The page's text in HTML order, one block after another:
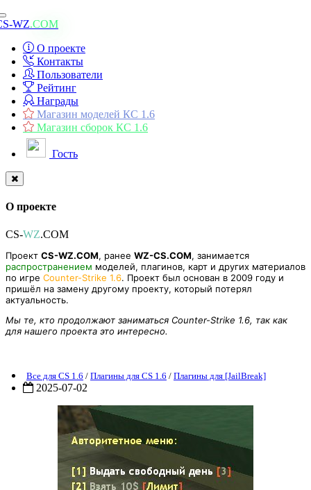
Toggle
navigation
WZ.COM
О проекте
Контакты
Пользователи
Рейтинг
Награды
Магазин моделей КС 1.6
Магазин сборок КС 1.6
Гость
О проекте
CS-WZ.COM
Проект CS-WZ.COM, ранее WZ-CS.COM, занимается
распространением моделей, плагинов, карт и других материалов
по игре Counter-Strike 1.6. Проект был основан в 2009 году и
пришёл на замену другому проекту, который потерял
актуальность.
Мы те, кто продолжают заниматься Counter-Strike 1.6, так как
для нашего проекта это интересно.
Все для CS 1.6 / Плагины для CS 1.6 / Плагины для [JailBreak]
2025-07-02